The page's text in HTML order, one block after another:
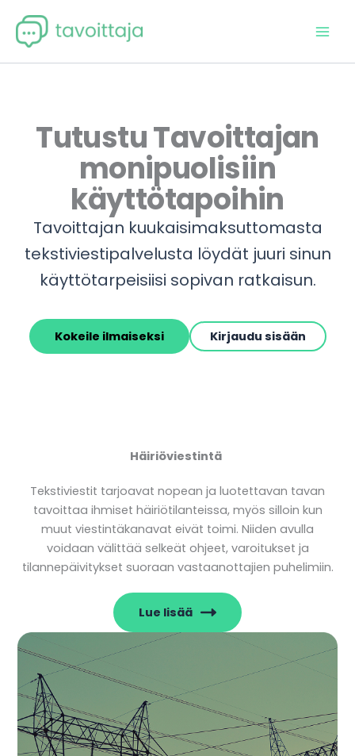
sisältöön
Tutustu Tavoittajan
monipuolisiin
käyttötapoihin
Tavoittajan kuukaisimaksuttomasta
tekstiviestipalvelusta löydät juuri sinun
käyttötarpeisiisi sopivan ratkaisun.
Kokeile ilmaiseksi Kirjaudu sisään
Häiriöviestintä
Tekstiviestit tarjoavat nopean ja luotettavan tavan
tavoittaa ihmiset häiriötilanteissa, myös silloin kun
muut viestintäkanavat eivät toimi. Niiden avulla
voidaan välittää selkeät ohjeet, varoitukset ja
tilannepäivitykset suoraan vastaanottajien puhelimiin.
Lue lisää